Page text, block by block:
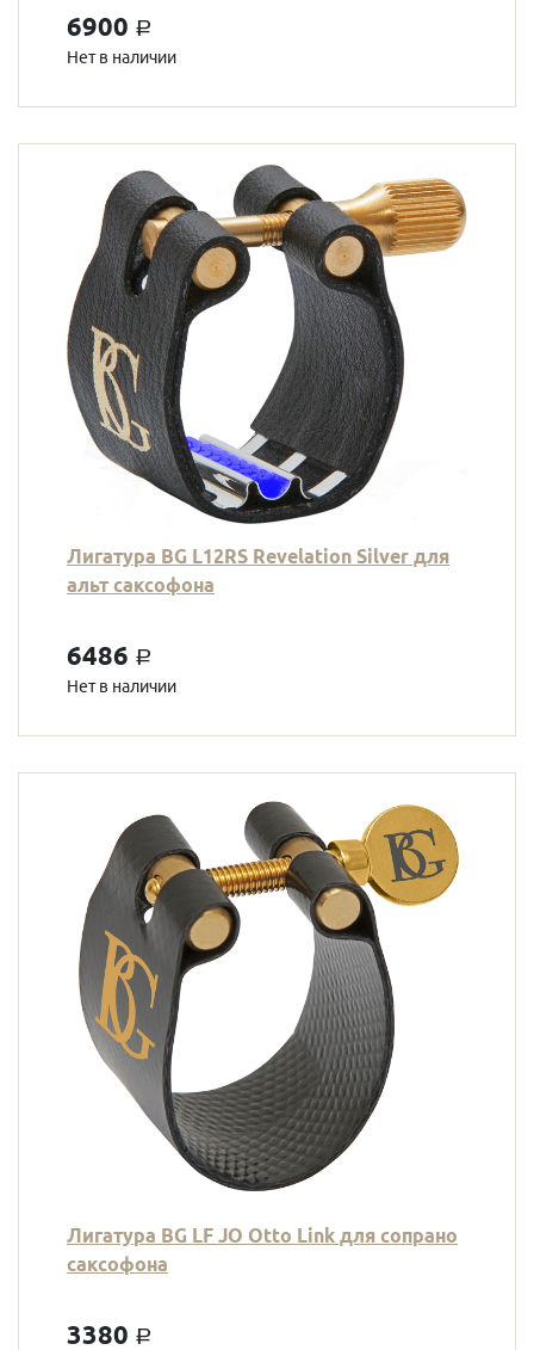
6900 a
Нет в наличии
Лигатура BG L12RS Revelation Silver для
альт саксофона
6486 a
Нет в наличии
Лигатура BG LF JO Otto Link для сопрано
саксофона
3380 a